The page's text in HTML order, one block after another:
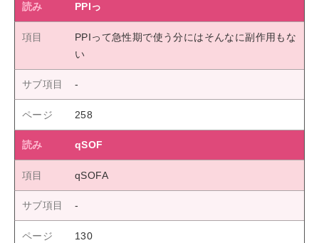
PPIっ
PPIって急性期で使う分にはそんなに副作用もな
い
258
qSOF
qSOFA
130